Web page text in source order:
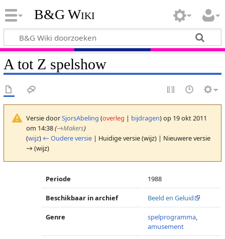
B&G Wiki
A tot Z spelshow
Versie doorSjorsAbeling (overleg | bijdragen)op 19 okt 2011
om 14:38(→Makers)
(wijz) ← Oudere versie| Huidige versie (wijz) | Nieuwere versie
→ (wijz)
Periode 1988
Beschikbaar in archief Beeld en Geluid
Genre spelprogramma,
amusement